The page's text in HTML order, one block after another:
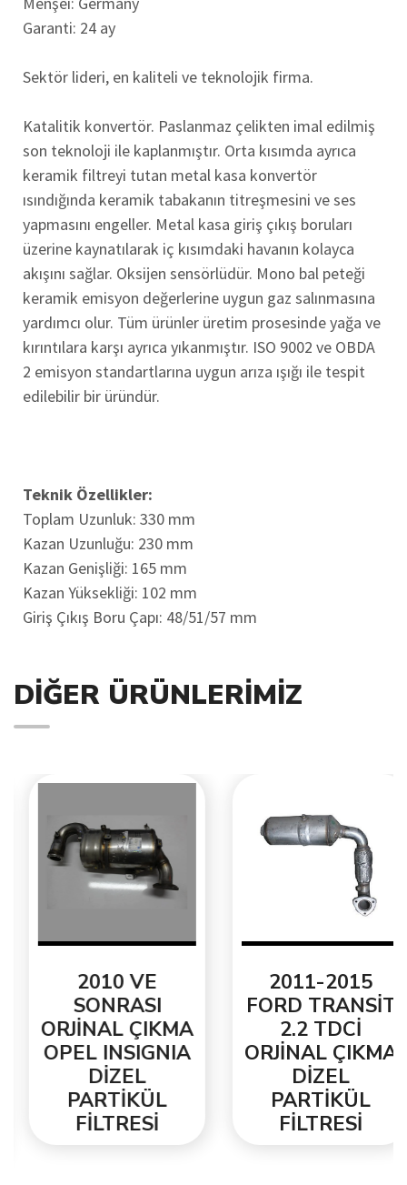
Garanti: 24 ay
Sektör lideri, en kaliteli ve teknolojik firma.
Katalitik konvertör. Paslanmaz çelikten imal edilmiş
son teknoloji ile kaplanmıştır. Orta kısımda ayrıca
keramik filtreyi tutan metal kasa konvertör
ısındığında keramik tabakanın titreşmesini ve ses
yapmasını engeller. Metal kasa giriş çıkış boruları
üzerine kaynatılarak iç kısımdaki havanın kolayca
akışını sağlar. Oksijen sensörlüdür. Mono bal peteği
keramik emisyon değerlerine uygun gaz salınmasına
yardımcı olur. Tüm ürünler üretim prosesinde yağa ve
kırıntılara karşı ayrıca yıkanmıştır. ISO 9002 ve OBDA
2 emisyon standartlarına uygun arıza ışığı ile tespit
edilebilir bir üründür.
Teknik Özellikler:
Toplam Uzunluk: 330 mm
Kazan Uzunluğu: 230 mm
Kazan Genişliği: 165 mm
Kazan Yüksekliği: 102 mm
Giriş Çıkış Boru Çapı: 48/51/57 mm
DIĞER ÜRÜNLERIMIZ
2010 VE
SONRASI
ORJİNAL ÇIKMA
OPEL INSIGNIA
DİZEL
PARTİKÜL
FİLTRESİ
2011-2015
FORD TRANSİT
2.2 TDCİ
ORJİNAL ÇIKMA
DİZEL
PARTİKÜL
FİLTRESİ